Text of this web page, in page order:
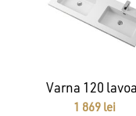
Varna 120
1 869 lei